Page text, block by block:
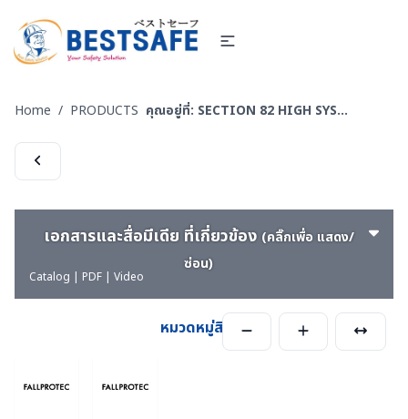
Home / PRODUCTS คุณอยู่ที่: SECTION 82 HIGH SYSTEM LIFELINE อุปกรณ์สำหรับช่วยกันตกจากการทำงานที่สูง
เอกสารและสื่อมีเดีย ที่เกี่ยวข้อง (คลิ๊กเพื่อ แสดง/
ซ่อน)
Catalog | PDF | Video
หมวดหมู่สินค้า